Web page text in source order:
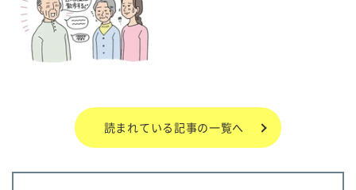
読まれている記事の一覧へ